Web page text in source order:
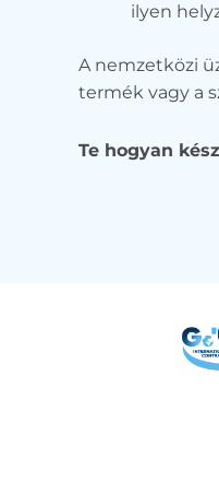
ilyen
A nemzetközi
termék vagy a
Te hogyan